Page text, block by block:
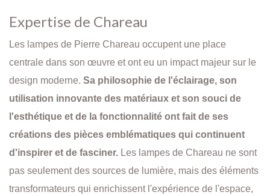
Expertise de Chareau
Les lampes de Pierre Chareau occupent une place
centrale dans son œuvre et ont eu un impact majeur sur le
design moderne. Sa philosophie de l'éclairage, son
utilisation innovante des matériaux et son souci de
l'esthétique et de la fonctionnalité ont fait de ses
créations des pièces emblématiques qui continuent
d'inspirer et de fasciner. Les lampes de Chareau ne sont
pas seulement des sources de lumière, mais des éléments
transformateurs qui enrichissent l'expérience de l'espace,